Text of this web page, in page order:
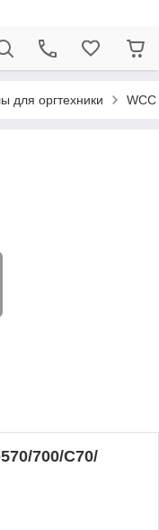
для оргтехники
700/C70/